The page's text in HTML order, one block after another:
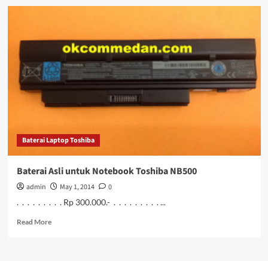
Baterai
Toshiba
525
Baterai Laptop Toshiba
Baterai Asli untuk Notebook Toshiba NB500
admin May 1, 2014
0
. . . . . . . . . Rp 300.000.- . . . . . . . . . ...
Read MoreRead